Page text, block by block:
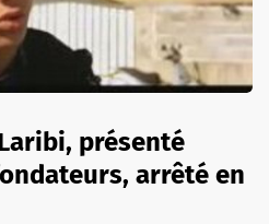
présenté
arrêté en